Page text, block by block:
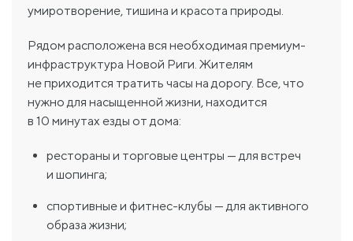
умиротворение, тишина и красота природы.
Рядом расположена вся необходимая премиум-
инфраструктура Новой Риги. Жителям
не приходится тратить часы на дорогу. Все, что
нужно для насыщенной жизни, находится
в 10 минутах езды от дома:
рестораны и торговые центры — для встреч
и шопинга;
спортивные и фитнес-клубы — для активного
образа жизни;